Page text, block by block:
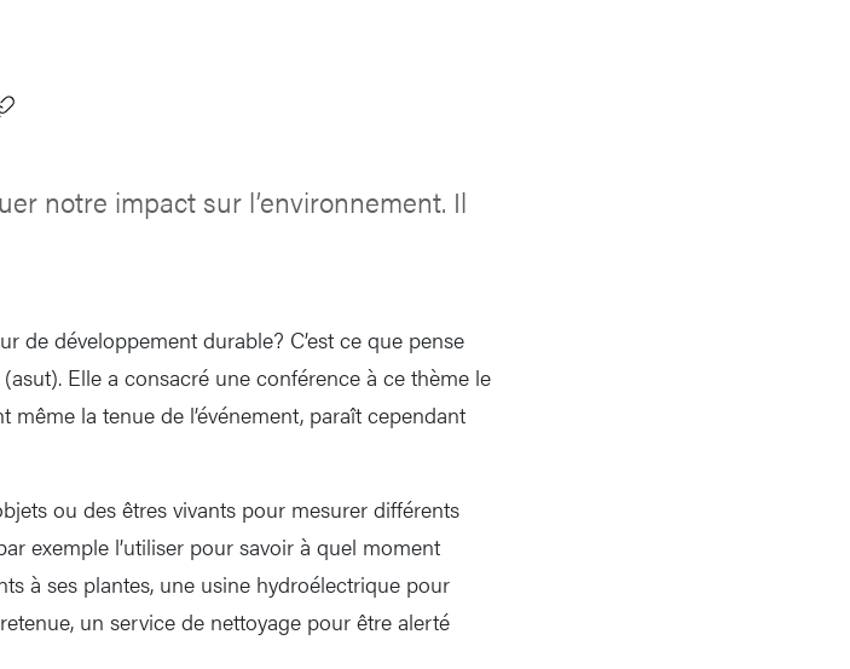
notre impact sur l’environnement. Il
de développement durable? C’est ce que pense
Elle a consacré une conférence à ce thème le
la tenue de l’événement, paraît cependant
ou des êtres vivants pour mesurer différents
exemple l’utiliser pour savoir à quel moment
à ses plantes, une usine hydroélectrique pour
un service de nettoyage pour être alerté